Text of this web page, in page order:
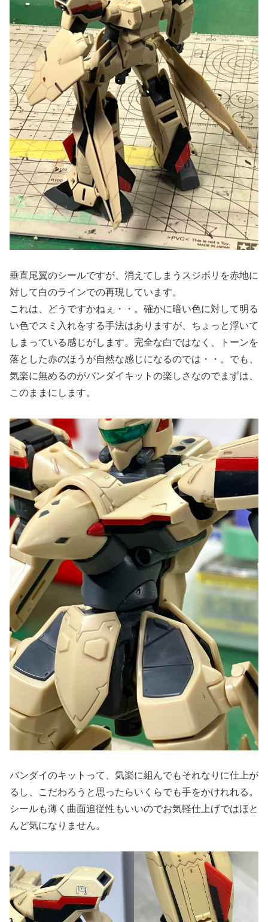
垂直尾翼のシールですが、消えてしまうスジボリを赤地に
対して白のラインでの再現しています。
これは、どうですかねぇ・・。確かに暗い色に対して明る
い色でスミ入れをする手法はありますが、ちょっと浮いて
しまっている感じがします。完全な白ではなく、トーンを
落とした赤のほうが自然な感じになるのでは・・。でも、
気楽に無めるのがバンダイキットの楽しさなのでまずは、
このままにします。
バンダイのキットって、気楽に組んでもそれなりに仕上が
るし、こだわろうと思ったらいくらでも手をかけれれる。
シールも薄く曲面追従性もいいのでお気軽仕上げではほと
んど気になりません。